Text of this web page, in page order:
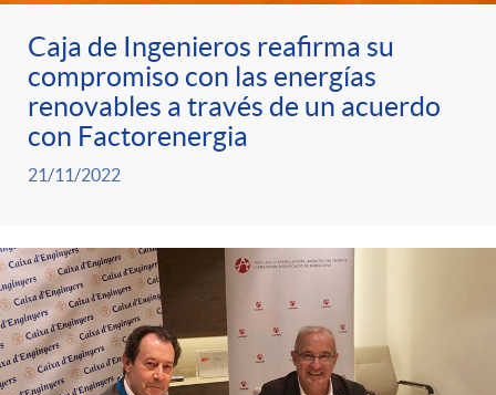
o
s
Caja de Ingenieros reafirma su
compromiso con las energías
renovables a través de un acuerdo
con Factorenergia
21/11/2022